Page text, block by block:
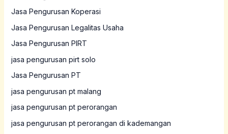
Jasa Pengurusan Koperasi
Jasa Pengurusan Legalitas Usaha
Jasa Pengurusan PIRT
jasa pengurusan pirt solo
Jasa Pengurusan PT
jasa pengurusan pt malang
jasa pengurusan pt perorangan
jasa pengurusan pt perorangan di kademangan